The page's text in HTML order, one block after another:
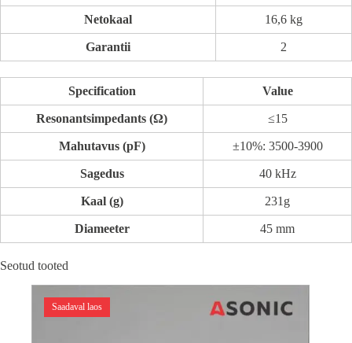
Netokaal 16,6 kg
Garantii 2
Specification Value
Resonantsimpedants (Ω) ≤15
Mahutavus (pF) ±10%: 3500-3900
Sagedus 40 kHz
Kaal (g) 231g
Diameeter 45 mm
Seotud tooted
Saadaval laos